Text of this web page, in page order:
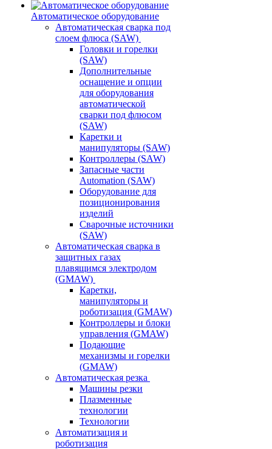
Автоматическое оборудование
Автоматическая сварка под
слоем флюса (SAW)
Головки и горелки
(SAW)
Дополнительные
оснащение и опции
для оборудования
автоматической
сварки под флюсом
(SAW)
Каретки и
манипуляторы (SAW)
Контроллеры (SAW)
Запасные части
Automation (SAW)
Оборудование для
позиционирования
изделий
Сварочные источники
(SAW)
Автоматическая сварка в
защитных газах
плавящимся электродом
(GMAW)
Каретки,
манипуляторы и
роботизация (GMAW)
Контроллеры и блоки
управления (GMAW)
Подающие
механизмы и горелки
(GMAW)
Автоматическая резка
Машины резки
Плазменные
технологии
Технологии
Автоматизация и
роботизация